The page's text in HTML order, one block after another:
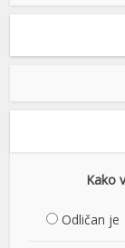
Kako
Odličan je